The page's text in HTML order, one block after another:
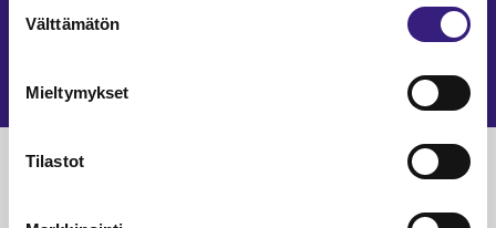
valinta
Välttämätön
Mieltymykset
Tilastot
Tilaajavastuu ja ulkopuoliset palvelut
12.10.2021
Luetuimmat